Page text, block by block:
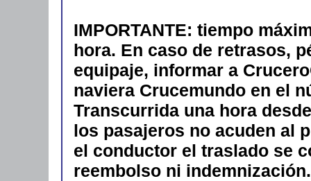
IMPORTANTE: tiempo
hora. En caso de retrasos,
equipaje, informar a
naviera Crucemundo en el
Transcurrida una hora
los pasajeros no acuden al
el conductor el traslado se
reembolso ni indemnización.